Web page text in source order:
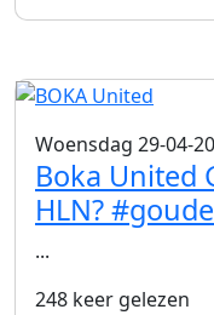
Woensdag 29-04-
Boka United
HLN?
...
248 keer gelezen